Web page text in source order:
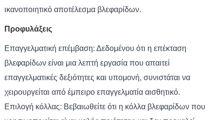
ικανοποιητικό αποτέλεσμα βλεφαρίδων.
Προφυλάξεις
Επαγγελματική επέμβαση: Δεδομένου ότι η επέκταση
βλεφαρίδων είναι μια λεπτή εργασία που απαιτεί
επαγγελματικές δεξιότητες και υπομονή, συνιστάται να
χειρουργείται από έμπειρο επαγγελματία αισθητικό.
Επιλογή κόλλας: Βεβαιωθείτε ότι η κόλλα βλεφαρίδων που